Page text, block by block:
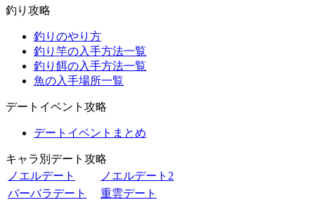
釣り攻略
釣りのやり方
釣り竿の入手方法一覧
釣り餌の入手方法一覧
魚の入手場所一覧
デートイベント攻略
デートイベントまとめ
キャラ別デート攻略
ノエルデート
ノエルデート2
バーバラデート
重雲デート